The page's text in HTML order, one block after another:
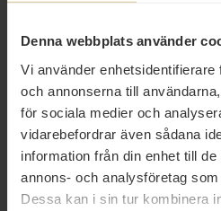
Denna webbplats använder
Vi använder
och annonserna till
för sociala medier och
vidarebefordrar även sådana
information från din enhet till
annons- och analysföretag
Dessa kan i sin tur kombinera
298 kr
Nicolas Alziari Prestige Extra
Jungfruolivolja Presentbox 500ml
Köp